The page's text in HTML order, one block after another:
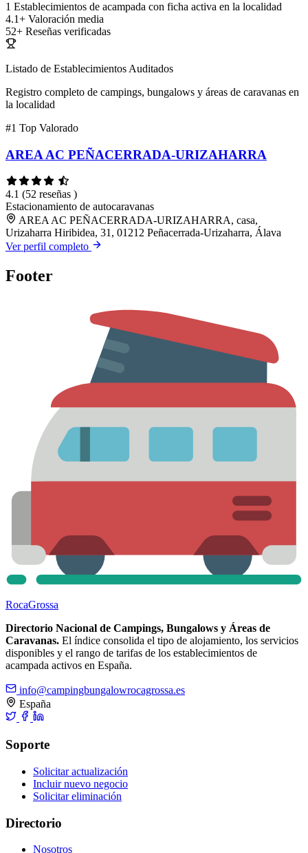
1 Establecimientos de acampada con ficha activa en la localidad
4.1+ Valoración media
52+ Reseñas verificadas
Listado de Establecimientos Auditados
Registro completo de campings, bungalows y áreas de caravanas en
la localidad
#1 Top Valorado
AREA AC PEÑACERRADA-URIZAHARRA
4.1 (52 reseñas )
Estacionamiento de autocaravanas
AREA AC PEÑACERRADA-URIZAHARRA, casa,
Urizaharra Hiribidea, 31, 01212 Peñacerrada-Urizaharra, Álava
Ver perfil completo
Footer
RocaGrossa
Directorio Nacional de Campings, Bungalows y Áreas de
Caravanas. El índice consolida el tipo de alojamiento, los servicios
disponibles y el rango de tarifas de los establecimientos de
acampada activos en España.
info@campingbungalowrocagrossa.es
España
Soporte
Solicitar actualización
Incluir nuevo negocio
Solicitar eliminación
Directorio
Nosotros